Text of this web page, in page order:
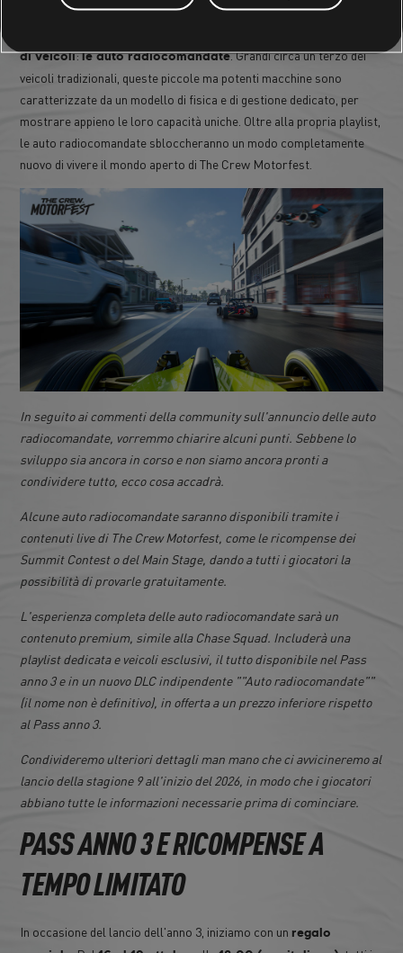
di veicoli:le auto radiocomandate. Grandi circa un terzo dei
veicoli tradizionali, queste piccole ma potenti macchine sono
caratterizzate da un modello di fisica e di gestione dedicato, per
mostrare appieno le loro capacità uniche. Oltre alla propria playlist,
le auto radiocomandate sbloccheranno un modo completamente
nuovo di vivere il mondo aperto di The Crew Motorfest.
In seguito ai commenti della community sull'annuncio delle auto
radiocomandate, vorremmo chiarire alcuni punti. Sebbene lo
sviluppo sia ancora in corso e non siamo ancora pronti a
condividere tutto, ecco cosa accadrà.
Alcune auto radiocomandate saranno disponibili tramite i
contenuti live di The Crew Motorfest, come le ricompense dei
Summit Contest o del Main Stage, dando a tutti i giocatori la
possibilità di provarle gratuitamente.
L'esperienza completa delle auto radiocomandate sarà un
contenuto premium, simile alla Chase Squad. Includerà una
playlist dedicata e veicoli esclusivi, il tutto disponibile nel Pass
anno 3 e in un nuovo DLC indipendente ""Auto radiocomandate""
(il nome non è definitivo), in offerta a un prezzo inferiore rispetto
al Pass anno 3.
Condivideremo ulteriori dettagli man mano che ci avvicineremo al
lancio della stagione 9 all'inizio del 2026, in modo che i giocatori
abbiano tutte le informazioni necessarie prima di cominciare.
PASS ANNO 3 E RICOMPENSE A
TEMPO LIMITATO
In occasione del lancio dell'anno 3, iniziamo con un regalo